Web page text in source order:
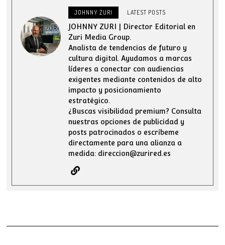
JOHNNY ZURI LATEST POSTS
JOHNNY ZURI | Director Editorial en
Zuri Media Group.
Analista de tendencias de futuro y
cultura digital. Ayudamos a marcas
líderes a conectar con audiencias
exigentes mediante contenidos de alto
impacto y posicionamiento
estratégico.
¿Buscas visibilidad premium? Consulta
nuestras opciones de publicidad y
posts patrocinados o escríbeme
directamente para una alianza a
medida: direccion@zurired.es